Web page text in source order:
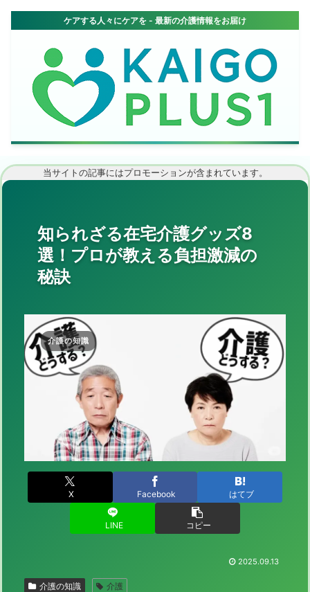
当サイトの記事にはプロモーションが含まれています。
知られざる在宅介護グッズ8
選！プロが教える負担激減の
秘訣
介護の知識
X Facebook はてブ
LINE コピー
2025.09.13
介護の知識 介護